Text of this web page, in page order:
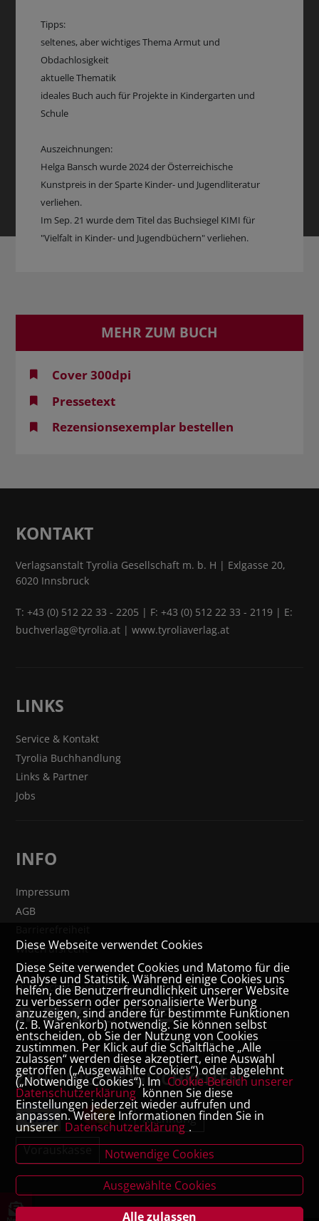
Tipps:
seltenes, aber wichtiges Thema Armut und
Obdachlosigkeit
aktuelle Thematik
ideales Buch auch für Projekte in Kindergarten und
Schule
Auszeichnungen:
Helga Bansch wurde 2024 der Österreichische
Kunstpreis in der Sparte Kinder- und Jugendliteratur
verliehen.
Im Sep. 21 wurde dem Titel das Buchsiegel KIMI für
"Vielfalt in Kinder- und Jugendbüchern" verliehen.
MEHR ZUM BUCH
Cover 300dpi
Pressetext
Rezensionsexemplar bestellen
KONTAKT
Verlagsanstalt Tyrolia Gesellschaft m. b. H | Exlgasse 20,
6020 Innsbruck
T:+43 (0) 512 22 33 - 2205 | F: +43 (0) 512 22 33 - 2119 | E:
buchverlag@tyrolia.at |www.tyroliaverlag.at
LINKS
Service & Kontakt
Tyrolia Buchhandlung
Links & Partner
Jobs
INFO
Impressum
AGB
Widerrufsrecht
VERTRAG WIDERRUFEN
Datenschutz- und Cookieerklärung
ZAHLUNGSMÖGLICHKEITEN
Rechnung
Vorauskasse
Diese Webseite verwendet Cookies
Diese Seite verwendet Cookies und Matomo für die
Analyse und Statistik. Während einige Cookies uns
helfen, die Benutzerfreundlichkeit unserer Website
zu verbessern oder personalisierte Werbung
anzuzeigen, sind andere für bestimmte Funktionen
(z. B. Warenkorb) notwendig. Sie können selbst
entscheiden, ob Sie der Nutzung von Cookies
zustimmen. Per Klick auf die Schaltfläche „Alle
zulassen“ werden diese akzeptiert, eine Auswahl
getroffen („Ausgewählte Cookies“) oder abgelehnt
(„Notwendige Cookies“). Im Cookie-Bereich unserer
Datenschutzerklärung können Sie diese
Einstellungen jederzeit wieder aufrufen und
anpassen. Weitere Informationen finden Sie in
unserer Datenschutzerklärung .
Notwendige Cookies
Ausgewählte Cookies
Alle zulassen